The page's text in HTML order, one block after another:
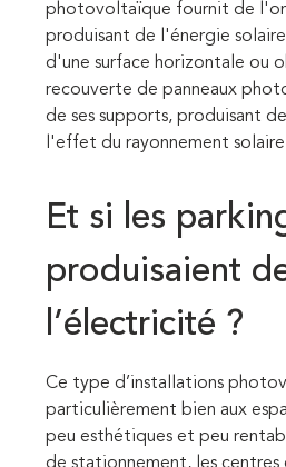
photovoltaïque fournit de
produisant de l'énergie
d'une surface horizontale ou
recouverte de panneaux
de ses supports, produisant
l'effet du rayonnement
Et si les
produisaient
l’électricité ?
Ce type d’installations
particulièrement bien aux
peu esthétiques et peu